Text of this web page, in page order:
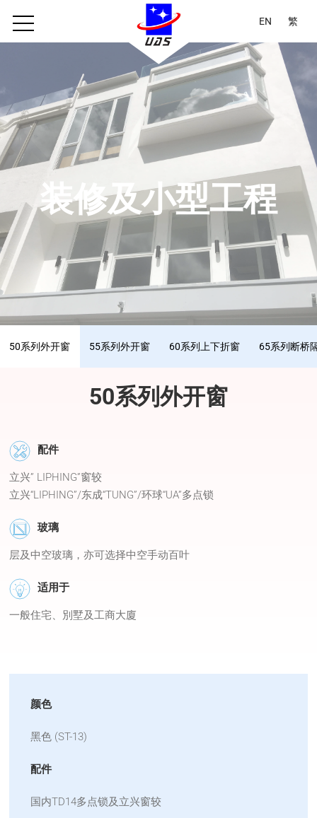
EN 繁
装修及小型工程
50系列外开窗 55系列外开窗 60系列上下折窗 65系列断桥
50系列外开窗
配件
立兴” LIPHING”窗较
立兴“LIPHING”/东成“TUNG”/环球“UA”多点锁
玻璃
层及中空玻璃，亦可选择中空手动百叶
适用于
一般住宅、別墅及工商大廈
颜色
黑色 (ST-13)
配件
国内TD14多点锁及立兴窗较